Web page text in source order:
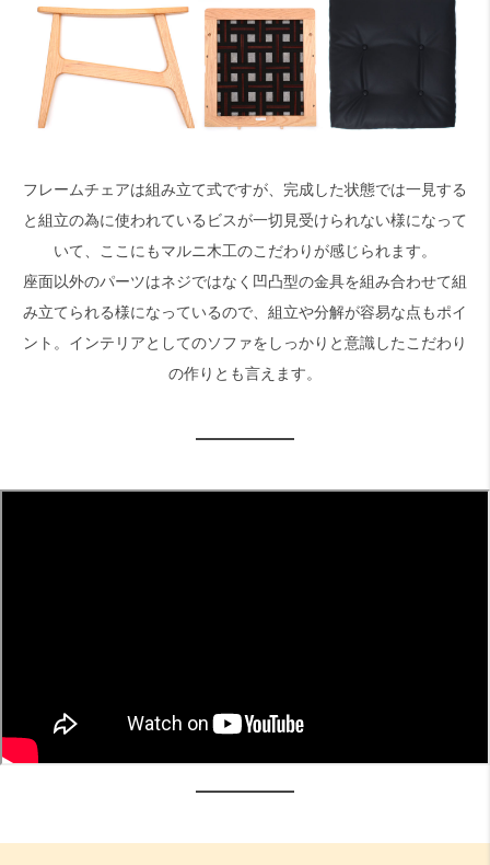
フレームチェアは組み立て式ですが、完成した状態では一見する
と組立の為に使われているビスが一切見受けられない様になって
いて、ここにもマルニ木工のこだわりが感じられます。
座面以外のパーツはネジではなく凹凸型の金具を組み合わせて組
み立てられる様になっているので、組立や分解が容易な点もポイ
ント。インテリアとしてのソファをしっかりと意識したこだわり
の作りとも言えます。